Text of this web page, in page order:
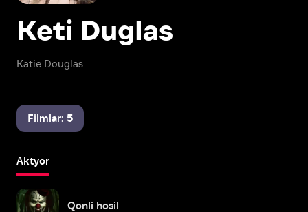
Katie Douglas
Keti Duglas
Filmlar: 5
Aktyor
Qonli hosil